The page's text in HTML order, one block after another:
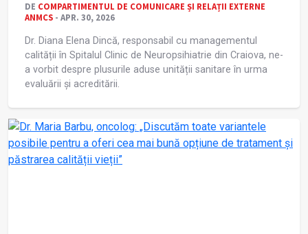
DE COMPARTIMENTUL DE COMUNICARE ȘI RELAȚII EXTERNE
ANMCS - APR. 30, 2026
Dr. Diana Elena Dincă, responsabil cu managementul
calității în Spitalul Clinic de Neuropsihiatrie din Craiova, ne-
a vorbit despre plusurile aduse unității sanitare în urma
evaluării și acreditării.